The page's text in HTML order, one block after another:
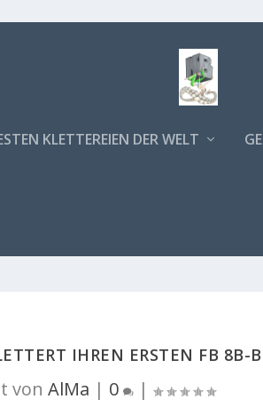
KLETTEREIEN DER WELT
IHREN ERSTEN FB 8B-
von AlMa | 0 |